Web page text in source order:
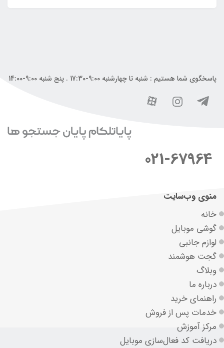
پاسخگوی شما هستیم : شنبه تا چهارشنبه 9:00-17:30 . پنج شنبه 9:00-14:00
021-67964
منوی وب‌سایت
خانه
گوشی موبایل
لوازم جانبی
گجت هوشمند
وبلاگ
درباره ما
راهنمای خرید
خدمات پس از فروش
مرکز آموزش
دریافت کد فعال‌سازی موبایل